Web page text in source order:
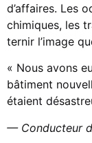
d’affaires. Les
chimiques, les
ternir l’image
« Nous avons
bâtiment
étaient
— Conducteur